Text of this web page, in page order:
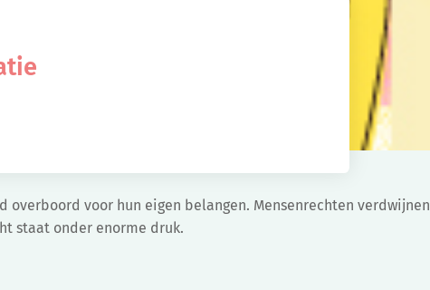
voor hun eigen belangen. Mensenrechten verdwijnen
staat onder enorme druk.